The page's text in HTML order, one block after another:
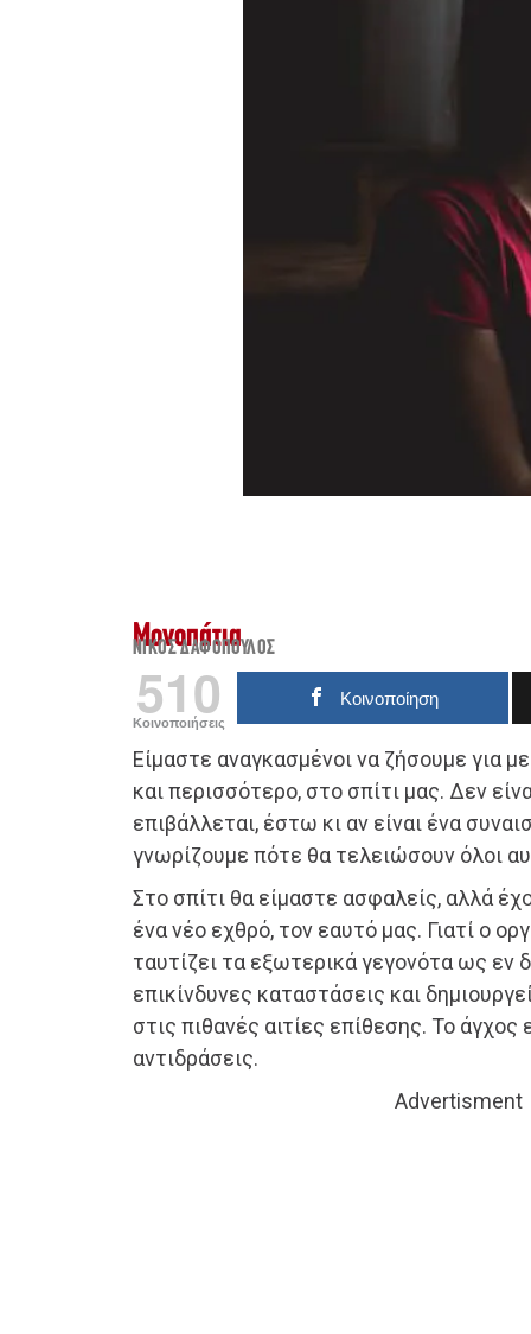
Μονοπάτια
ΝΊΚΟΣ ΔΑΦΌΠΟΥΛΟΣ
510
Κοινοποιήσεις
Κοινοποίηση
Είμαστε αναγκασμένοι να ζήσουμε για
και περισσότερο, στο σπίτι μας. Δεν
επιβάλλεται, έστω κι αν είναι ένα
γνωρίζουμε πότε θα τελειώσουν όλοι
Στο σπίτι θα είμαστε ασφαλείς, αλλά
ένα νέο εχθρό, τον εαυτό μας. Γιατί ο
ταυτίζει τα εξωτερικά γεγονότα ως εν
επικίνδυνες καταστάσεις και
στις πιθανές αιτίες επίθεσης. Το άγχος
αντιδράσεις.
Advertisment